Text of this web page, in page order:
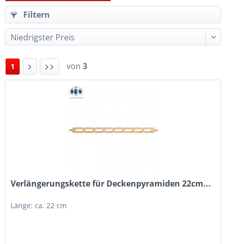
Filtern
1 von 3
Verlängerungskette für Deckenpyramiden 22cm...
Länge: ca. 22 cm